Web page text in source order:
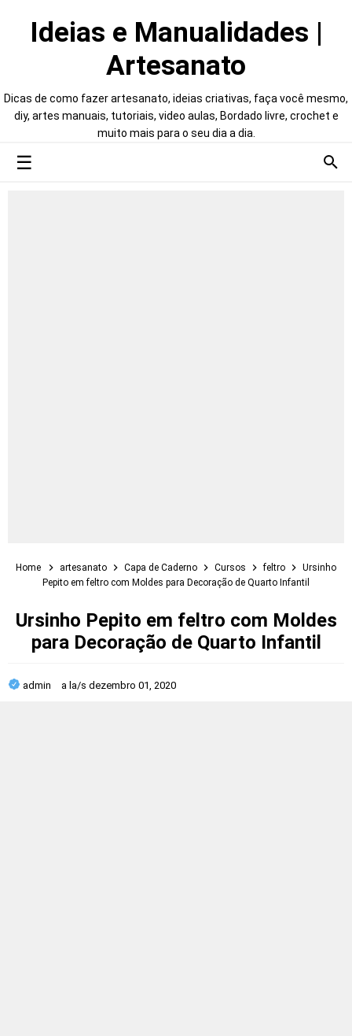
Ideias e Manualidades |
Artesanato
Dicas de como fazer artesanato, ideias criativas, faça você mesmo,
diy, artes manuais, tutoriais, video aulas, Bordado livre, crochet e
muito mais para o seu dia a dia.
Home artesanato Capa de Caderno Cursos feltro
Ursinho
Pepito em feltro com Moldes para Decoração de Quarto Infantil
Ursinho Pepito em feltro com Moldes
para Decoração de Quarto Infantil
admin a la/s dezembro 01, 2020